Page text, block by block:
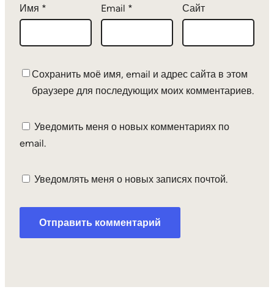
Имя * Email * Сайт
Сохранить моё имя, email и адрес сайта в этом
браузере для последующих моих комментариев.
Уведомить меня о новых комментариях по
email.
Уведомлять меня о новых записях почтой.